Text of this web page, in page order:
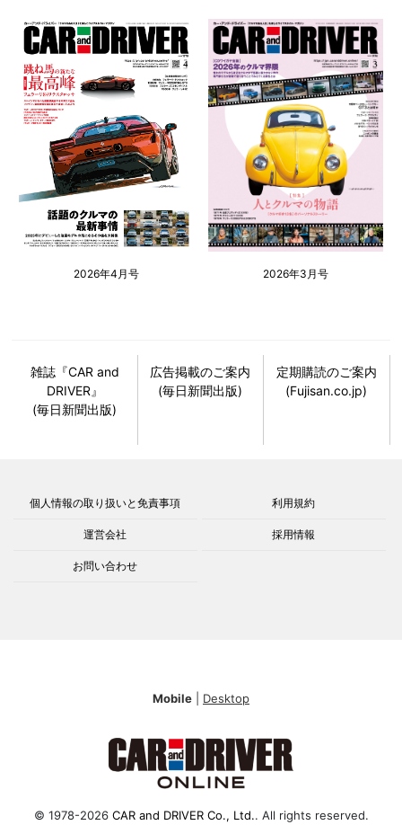
2026年4月号 2026年3月号
雑誌『CAR and
DRIVER』
(毎日新聞出版)
広告掲載のご案内
(毎日新聞出版)
定期購読のご案内
(Fujisan.co.jp)
個人情報の取り扱いと免責事項 利用規約
運営会社 採用情報
お問い合わせ
Mobile Desktop
© 1978-2026 CAR and DRIVER Co., Ltd.. All rights reserved.